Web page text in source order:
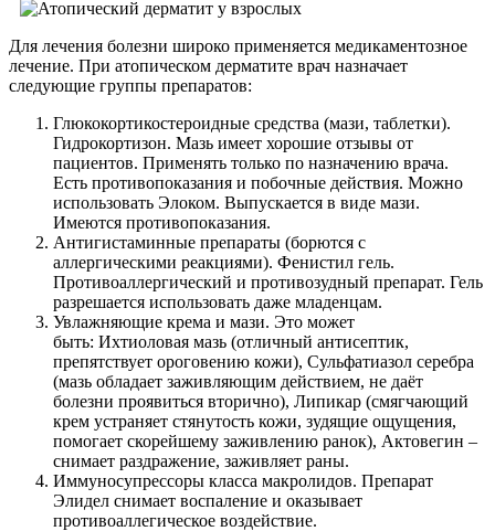
Для лечения болезни широко применяется медикаментозное
лечение. При атопическом дерматите врач назначает
следующие группы препаратов:
Глюкокортикостероидные средства (мази, таблетки).
Гидрокортизон. Мазь имеет хорошие отзывы от
пациентов. Применять только по назначению врача.
Есть противопоказания и побочные действия. Можно
использовать Элоком. Выпускается в виде мази.
Имеются противопоказания.
Антигистаминные препараты (борются с
аллергическими реакциями). Фенистил гель.
Противоаллергический и противозудный препарат. Гель
разрешается использовать даже младенцам.
Увлажняющие крема и мази. Это может
быть: Ихтиоловая мазь (отличный антисептик,
препятствует ороговению кожи), Сульфатиазол серебра
(мазь обладает заживляющим действием, не даёт
болезни проявиться вторично), Липикар (смягчающий
крем устраняет стянутость кожи, зудящие ощущения,
помогает скорейшему заживлению ранок), Актовегин –
снимает раздражение, заживляет раны.
Иммуносупрессоры класса макролидов. Препарат
Элидел снимает воспаление и оказывает
противоаллегическое воздействие.